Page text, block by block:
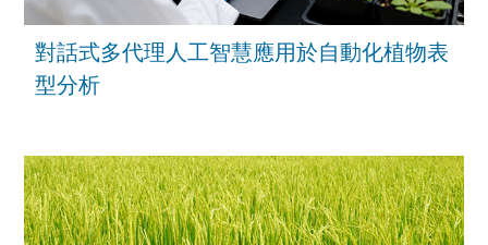
對話式多代理人工智慧應用於自動化植物表
型分析